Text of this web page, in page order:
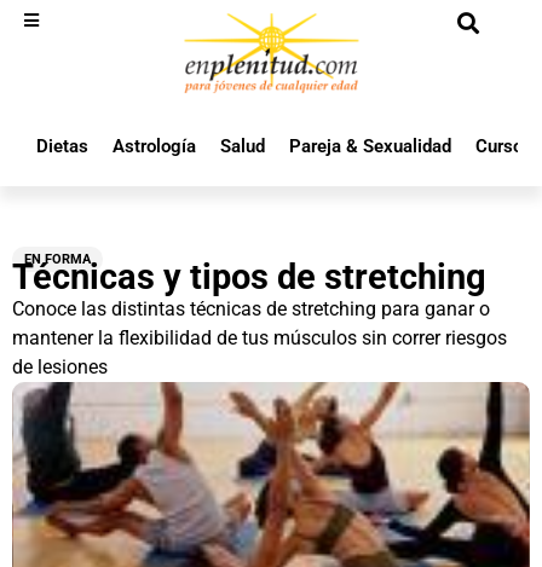
Dietas Astrología Salud Pareja & Sexualidad Cursos
EN FORMA
Técnicas y tipos de stretching
Conoce las distintas técnicas de stretching para ganar o
mantener la flexibilidad de tus músculos sin correr riesgos
de lesiones